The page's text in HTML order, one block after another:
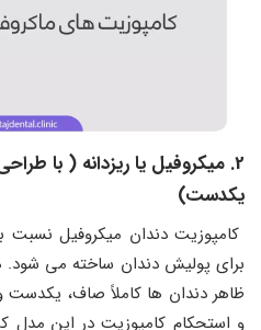
2. میکروفیل یا ریزدانه ( با
یکدست)
کامپوزیت دندان میکروفیل نسبت
برای پولیش دندان ساخته می‌
ظاهر دندان ها کاملاً صاف،
و استحکام کامپوزیت در این مدل